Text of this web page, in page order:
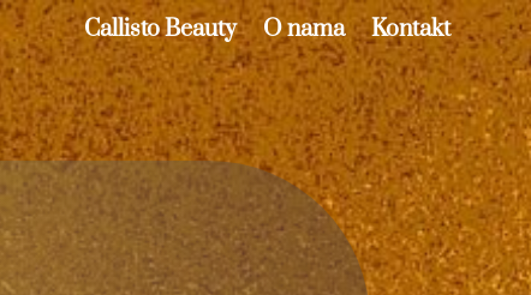
Callisto Beauty O nama Kontakt